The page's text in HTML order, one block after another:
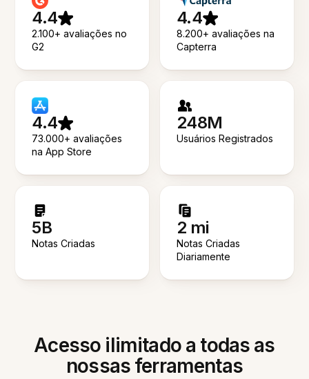
4.4
2.100+ avaliações no
G2
4.4
8.200+ avaliações na
Capterra
4.4
73.000+ avaliações
na App Store
248M
Usuários Registrados
5B
Notas Criadas
2 mi
Notas Criadas
Diariamente
Acesso ilimitado a todas as
nossas ferramentas